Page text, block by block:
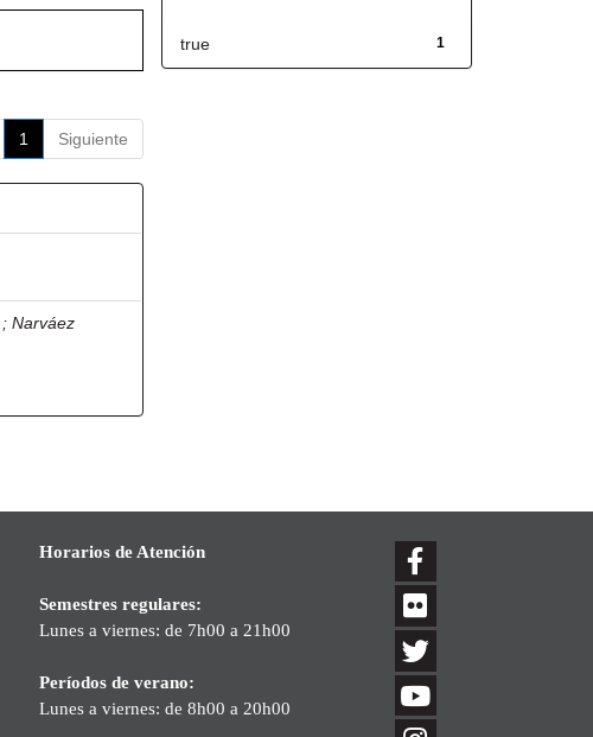
1 Siguiente
;Narváez
1
true
Horarios de Atención
Semestres regulares:
Lunes a viernes: de 7h00 a 21h00
Períodos de verano:
Lunes a viernes: de 8h00 a 20h00